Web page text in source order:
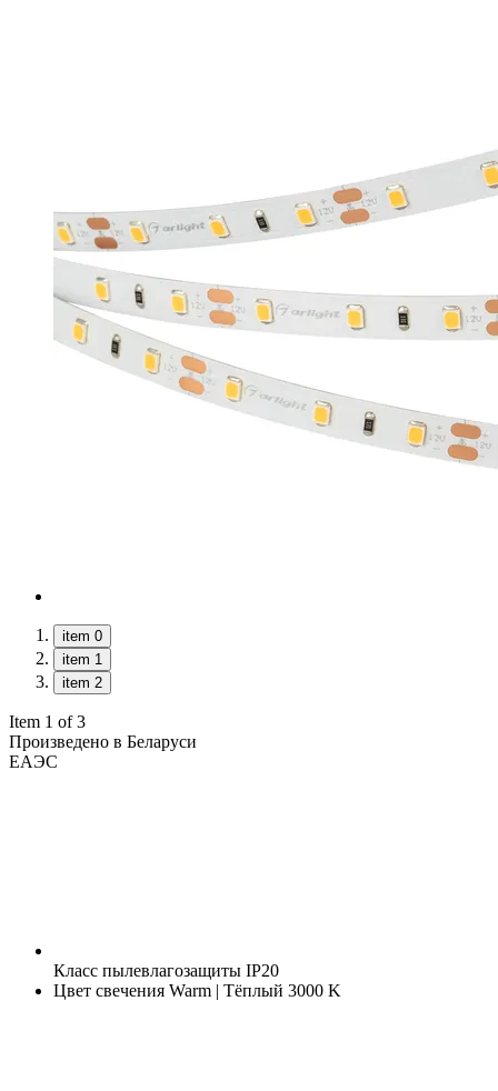
item 0
item 1
item 2
Item 1 of 3
Произведено в Беларуси
ЕАЭС
Класс пылевлагозащиты IP20
Цвет свечения Warm | Тёплый 3000 K